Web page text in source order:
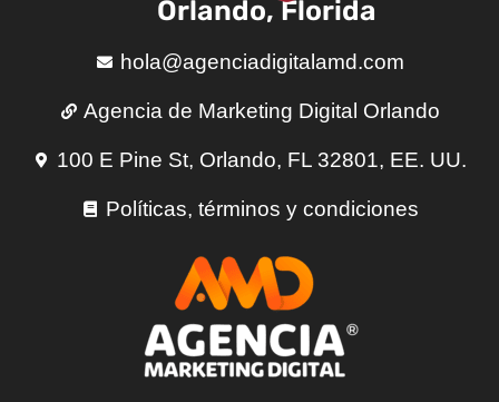
Orlando, Florida
hola@agenciadigitalamd.com
Agencia de Marketing Digital Orlando
100 E Pine St, Orlando, FL 32801, EE. UU.
Políticas, términos y condiciones